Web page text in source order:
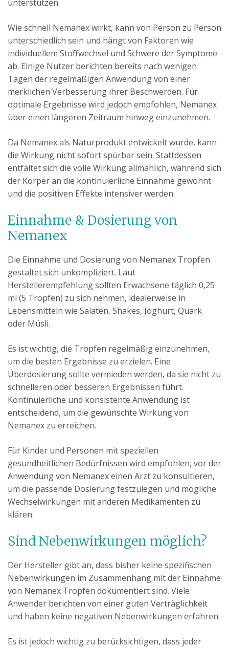
unterstützen.
Wie schnell Nemanex wirkt, kann von Person zu Person
unterschiedlich sein und hängt von Faktoren wie
individuellem Stoffwechsel und Schwere der Symptome
ab. Einige Nutzer berichten bereits nach wenigen
Tagen der regelmäßigen Anwendung von einer
merklichen Verbesserung ihrer Beschwerden. Für
optimale Ergebnisse wird jedoch empfohlen, Nemanex
über einen längeren Zeitraum hinweg einzunehmen.
Da Nemanex als Naturprodukt entwickelt wurde, kann
die Wirkung nicht sofort spürbar sein. Stattdessen
entfaltet sich die volle Wirkung allmählich, während sich
der Körper an die kontinuierliche Einnahme gewöhnt
und die positiven Effekte intensiver werden.
Einnahme & Dosierung von
Nemanex
Die Einnahme und Dosierung von Nemanex Tropfen
gestaltet sich unkompliziert. Laut
Herstellerempfehlung sollten Erwachsene täglich 0,25
ml (5 Tropfen) zu sich nehmen, idealerweise in
Lebensmitteln wie Salaten, Shakes, Joghurt, Quark
oder Müsli.
Es ist wichtig, die Tropfen regelmäßig einzunehmen,
um die besten Ergebnisse zu erzielen. Eine
Überdosierung sollte vermieden werden, da sie nicht zu
schnelleren oder besseren Ergebnissen führt.
Kontinuierliche und konsistente Anwendung ist
entscheidend, um die gewünschte Wirkung von
Nemanex zu erreichen.
Für Kinder und Personen mit speziellen
gesundheitlichen Bedürfnissen wird empfohlen, vor der
Anwendung von Nemanex einen Arzt zu konsultieren,
um die passende Dosierung festzulegen und mögliche
Wechselwirkungen mit anderen Medikamenten zu
klären.
Sind Nebenwirkungen möglich?
Der Hersteller gibt an, dass bisher keine spezifischen
Nebenwirkungen im Zusammenhang mit der Einnahme
von Nemanex Tropfen dokumentiert sind. Viele
Anwender berichten von einer guten Verträglichkeit
und haben keine negativen Nebenwirkungen erfahren.
Es ist jedoch wichtig zu berücksichtigen, dass jeder